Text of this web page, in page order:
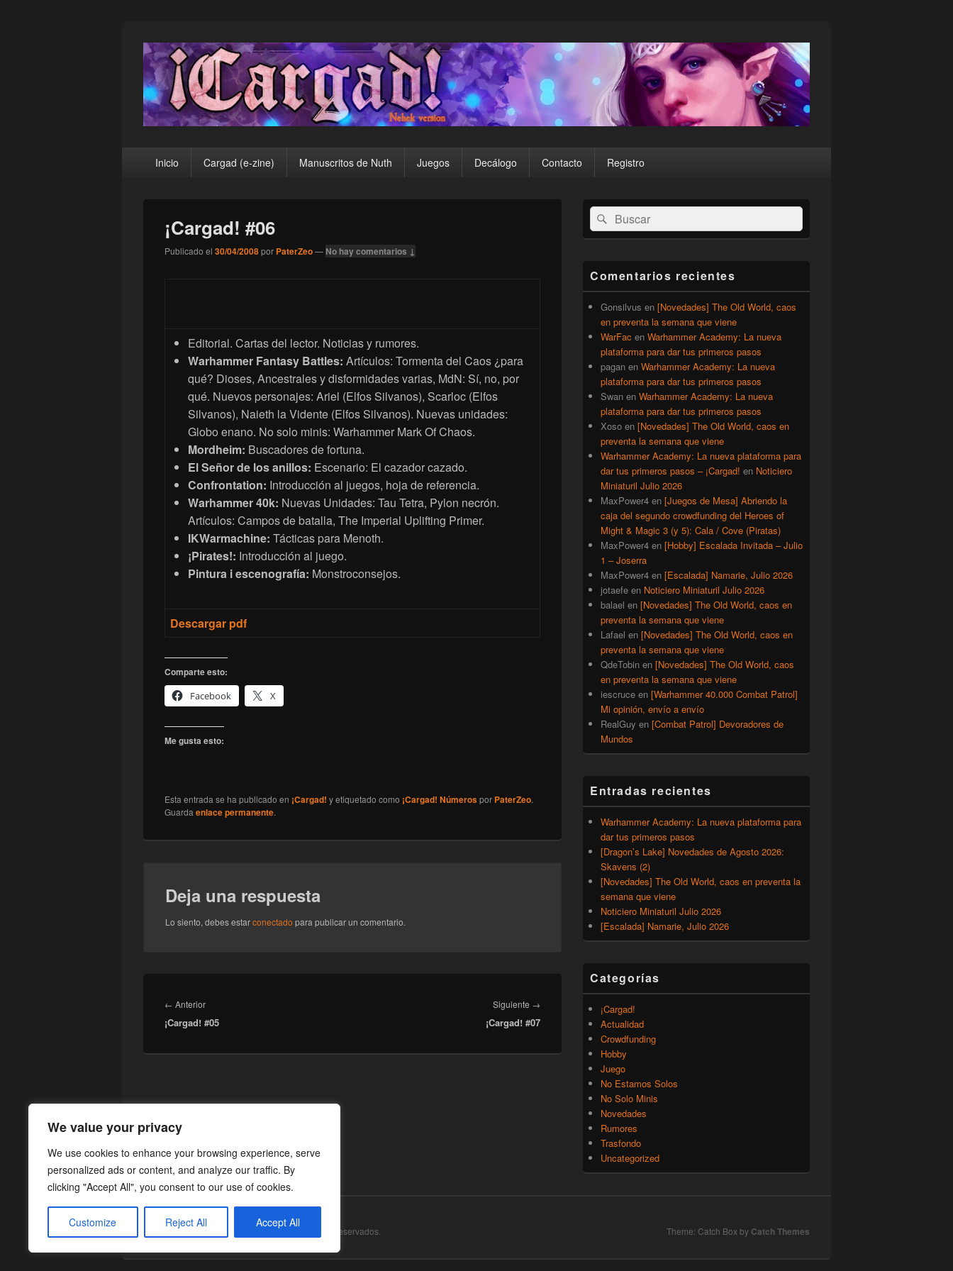
We value your privacy
We use cookies to enhance your browsing experience, serve
personalized ads or content, and analyze our traffic. By
clicking "Accept All", you consent to our use of cookies.
Customize Reject All Accept All
¡Cargad!
principalInicio Cargad (e-zine) Manuscritos de Nuth Juegos Decálogo Contacto Registro
¡Cargad! #06
Publicado el 30/04/2008por PaterZeo— No hay comentarios ↓
Editorial. Cartas del lector. Noticias y rumores.
Warhammer Fantasy Battles: Artículos: Tormenta del Caos ¿para
qué? Dioses, Ancestrales y disformidades varias, MdN: Sí, no, por
qué. Nuevos personajes: Ariel (Elfos Silvanos), Scarloc (Elfos
Silvanos), Naieth la Vidente (Elfos Silvanos). Nuevas unidades:
Globo enano. No solo minis: Warhammer Mark Of Chaos.
Mordheim: Buscadores de fortuna.
El Señor de los anillos: Escenario: El cazador cazado.
Confrontation: Introducción al juegos, hoja de referencia.
Warhammer 40k: Nuevas Unidades: Tau Tetra, Pylon necrón.
Artículos: Campos de batalla, The Imperial Uplifting Primer.
IKWarmachine: Tácticas para Menoth.
¡Pirates!: Introducción al juego.
Pintura i escenografía: Monstroconsejos.
Descargar pdf
Comparte esto:
Facebook
X
Me gusta esto:
Esta entrada se ha publicado en ¡Cargad! y etiquetado como ¡Cargad! Númerospor PaterZeo.
Guarda enlace permanente.
Deja una respuesta
Lo siento, debes estarconectado para publicar un comentario.
de
entradas
← AnteriorEntrada
anterior:
¡Cargad! #05
Siguiente →
siguiente:
¡Cargad! #07
El
área
de
lateral
primaria
Buscar
por:
Buscar
Comentarios recientes
Gonsilvus en [Novedades] The Old World, caos
en preventa la semana que viene
WarFac en Warhammer Academy: La nueva
plataforma para dar tus primeros pasos
pagan en Warhammer Academy: La nueva
plataforma para dar tus primeros pasos
Swan en Warhammer Academy: La nueva
plataforma para dar tus primeros pasos
Xoso en [Novedades] The Old World, caos en
preventa la semana que viene
Warhammer Academy: La nueva plataforma para
dar tus primeros pasos – ¡Cargad! en Noticiero
Miniaturil Julio 2026
MaxPower4 en [Juegos de Mesa] Abriendo la
caja del segundo crowdfunding del Heroes of
Might & Magic 3 (y 5): Cala / Cove (Piratas)
MaxPower4 en [Hobby] Escalada Invitada – Julio
1 – Joserra
MaxPower4 en [Escalada] Namarie, Julio 2026
jotaefe en Noticiero Miniaturil Julio 2026
balael en [Novedades] The Old World, caos en
preventa la semana que viene
Lafael en [Novedades] The Old World, caos en
preventa la semana que viene
QdeTobin en [Novedades] The Old World, caos
en preventa la semana que viene
iescruce en [Warhammer 40.000 Combat Patrol]
Mi opinión, envío a envío
RealGuy en [Combat Patrol] Devoradores de
Mundos
Entradas recientes
Warhammer Academy: La nueva plataforma para
dar tus primeros pasos
[Dragon’s Lake] Novedades de Agosto 2026:
Skavens (2)
[Novedades] The Old World, caos en preventa la
semana que viene
Noticiero Miniaturil Julio 2026
[Escalada] Namarie, Julio 2026
Categorías
¡Cargad!
Actualidad
Crowdfunding
Hobby
Juego
No Estamos Solos
No Solo Minis
Novedades
Rumores
Trasfondo
Uncategorized
Copyright © 2026 . Todos los Derechos Reservados. Theme: Catch Box by Catch Themes